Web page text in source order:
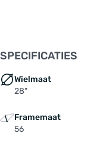
SPECIFICATIES
Wielmaat
28"
Framemaat
56